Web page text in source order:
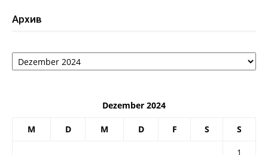
Архив
Архив
Dezember 2024
M D M D F S S
1